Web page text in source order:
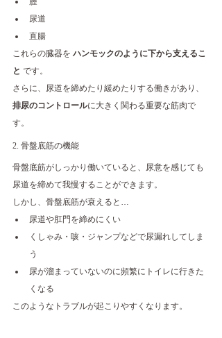
尿道
直腸
これらの臓器を ハンモックのように下から支えるこ
と です。
さらに、尿道を締めたり緩めたりする働きがあり、
排尿のコントロールに大きく関わる重要な筋肉で
す。
2. 骨盤底筋の機能
骨盤底筋がしっかり働いていると、尿意を感じても
尿道を締めて我慢することができます。
しかし、骨盤底筋が衰えると…
尿道や肛門を締めにくい
くしゃみ・咳・ジャンプなどで尿漏れしてしま
う
尿が溜まっていないのに頻繁にトイレに行きた
くなる
このようなトラブルが起こりやすくなります。